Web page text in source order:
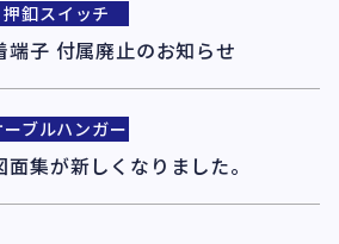
押釦スイッチ
子 付属廃止のお知らせ
ーブルハンガー
集が新しくなりました。